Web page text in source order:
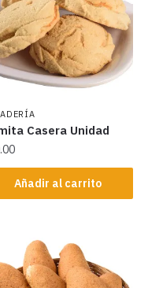
Casera Unidad
Añadir al carrito